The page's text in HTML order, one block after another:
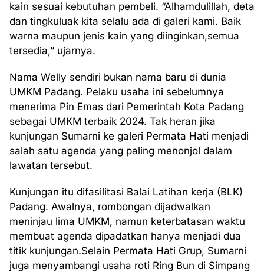
kain sesuai kebutuhan pembeli. “Alhamdulillah, deta
dan tingkuluak kita selalu ada di galeri kami. Baik
warna maupun jenis kain yang diinginkan,semua
tersedia,” ujarnya.
Nama Welly sendiri bukan nama baru di dunia
UMKM Padang. Pelaku usaha ini sebelumnya
menerima Pin Emas dari Pemerintah Kota Padang
sebagai UMKM terbaik 2024. Tak heran jika
kunjungan Sumarni ke galeri Permata Hati menjadi
salah satu agenda yang paling menonjol dalam
lawatan tersebut.
Kunjungan itu difasilitasi Balai Latihan kerja (BLK)
Padang. Awalnya, rombongan dijadwalkan
meninjau lima UMKM, namun keterbatasan waktu
membuat agenda dipadatkan hanya menjadi dua
titik kunjungan.Selain Permata Hati Grup, Sumarni
juga menyambangi usaha roti Ring Bun di Simpang